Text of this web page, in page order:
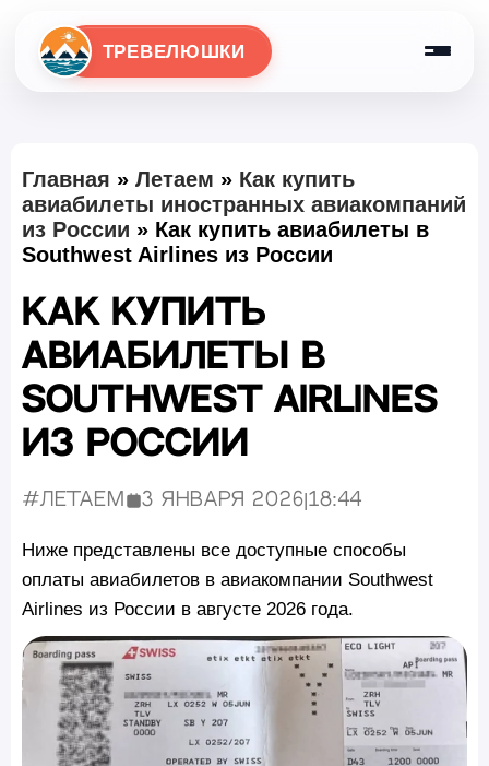
ТРЕВЕЛЮШКИ
Главная » Летаем » Как купить
авиабилеты иностранных авиакомпаний
из России » Как купить авиабилеты в
Southwest Airlines из России
Как купить
авиабилеты в
Southwest Airlines
из России
#Летаем Опубликовано:
3 января 2026 |18:44
Ниже представлены все доступные способы
оплаты авиабилетов в авиакомпании Southwest
Airlines из России в августе 2026 года.